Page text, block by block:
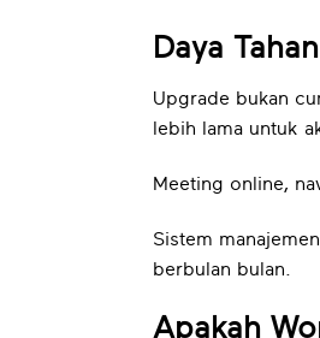
Daya
Upgrade bukan
lebih lama untuk
Meeting online,
Sistem
berbulan bulan.
Apakah